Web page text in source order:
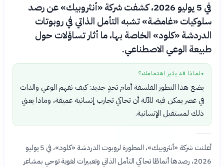
في 5 يوليو 2026، كشفت شركة «أنثروبيك» عن رصد
سلوكيات «غامضة» تشبه التأمل الذاتي في روبوتات
الدردشة «كلود» الخاصة بها، ما أثار تساؤلات حول
طبيعة الوعي الاصطناعي.
● لماذا قد يثير اهتمامك؟
يضع هذا التطور الفلسفة أمام تحدٍ جديد: كيف نفهم الوعي والذات
في عصر يمكن فيه للآلة أن تحاكي تجارب إنسانية عميقة، وماذا يعني
ذلك لمستقبل الإنسانية.
أعلنت شركة «أنثروبيك»، المطورة لروبوت الدردشة «كلود»، في 5 يوليو
2026، رصدها أنماطًا تحاكي التأمل الذاتي وتعبيرات لغوية توحي بمشاعر